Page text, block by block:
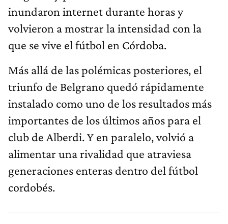
inundaron internet durante horas y
volvieron a mostrar la intensidad con la
que se vive el fútbol en Córdoba.
Más allá de las polémicas posteriores, el
triunfo de Belgrano quedó rápidamente
instalado como uno de los resultados más
importantes de los últimos años para el
club de Alberdi. Y en paralelo, volvió a
alimentar una rivalidad que atraviesa
generaciones enteras dentro del fútbol
cordobés.